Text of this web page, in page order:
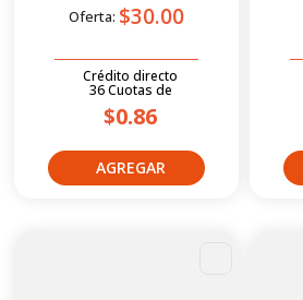
Oferta: $30.00
Crédito directo
36Cuotas de
$0.86